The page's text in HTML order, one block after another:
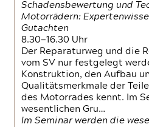
Schadensbewertung und
Motorrädern:
Gutachten
8.30—16.30 Uhr
Der Reparaturweg und die
vom SV nur festgelegt
Konstruktion, den Aufbau
Qualitätsmerkmale der
des Motorrades kennt. Im
wesentlichen Gru…
Im Seminar werden die